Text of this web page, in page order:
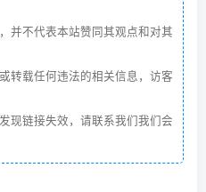
并不代表本站赞同其观点和对其
转载任何违法的相关信息，访客
现链接失效，请联系我们我们会